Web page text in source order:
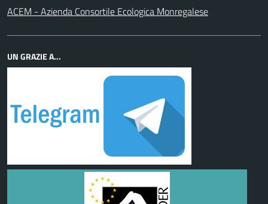
ACEM - Azienda Consortile Ecologica Monregalese
UN GRAZIE A...